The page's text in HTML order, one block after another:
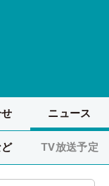
ニュース
TV放送予定